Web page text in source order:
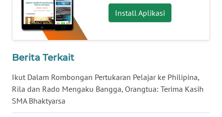
Install Aplikasi
Berita Terkait
Ikut Dalam Rombongan Pertukaran Pelajar ke Philipina,
Rila dan Rado Mengaku Bangga, Orangtua: Terima Kasih
SMA Bhaktyarsa
KALSEL
WN
KALTIM
SULSEL
WN
GORONTALO